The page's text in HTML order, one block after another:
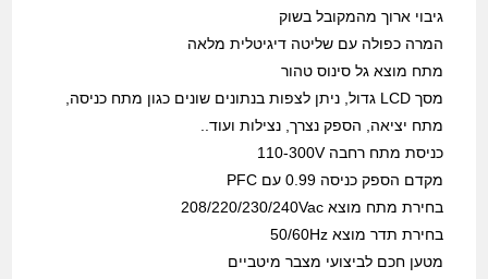
גיבוי ארוך מהמקובל בשוק
המרה כפולה עם שליטה דיגיטלית מלאה
מתח מוצא גל סינוס טהור
מסך LCD גדול, ניתן לצפות בנתונים שונים כגון מתח כניסה,
מתח יציאה, הספק נצרך, נצילות ועוד..
כניסת מתח רחבה 110-300V
מקדם הספק כניסה 0.99 עם PFC
בחירת מתח מוצא 208/220/230/240Vac
בחירת תדר מוצא 50/60Hz
מטען חכם לביצועי מצבר מיטביים